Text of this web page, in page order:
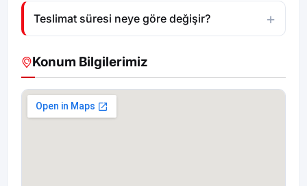
Teslimat süresi neye göre değişir?
Konum Bilgilerimiz